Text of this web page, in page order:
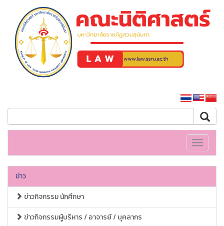
Toggle
ข่าว
ข่าวกิจกรรม นักศึกษา
ข่าวกิจกรรมผู้บริหาร / อาจารย์ / บุคลากร